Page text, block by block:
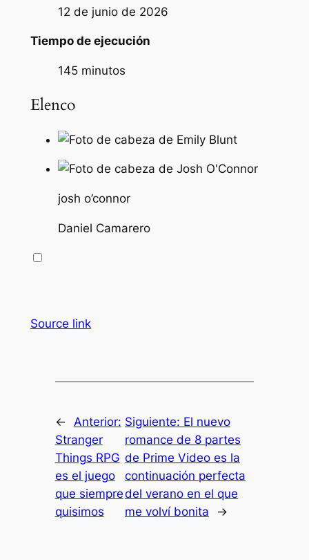
12 de junio de 2026
Tiempo de ejecución
145 minutos
Elenco
josh o’connor
Daniel Camarero
Source link
← Anterior:
Stranger
Things RPG
es el juego
que siempre
quisimos
Siguiente: El nuevo
romance de 8 partes
de Prime Video es la
continuación perfecta
del verano en el que
me volví bonita
→